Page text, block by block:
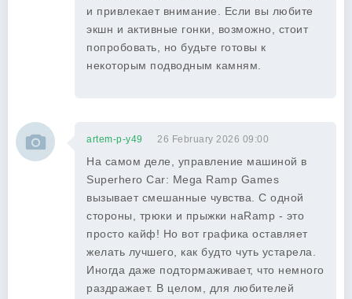
и привлекает внимание. Если вы любите
экшн и активные гонки, возможно, стоит
попробовать, но будьте готовы к
некоторым подводным камням.
artem-p-y49 26 February 2026 09:00
На самом деле, управление машиной в
Superhero Car: Mega Ramp Games
вызывает смешанные чувства. С одной
стороны, трюки и прыжки наRamp - это
просто кайф! Но вот графика оставляет
желать лучшего, как будто чуть устарела.
Иногда даже подтормаживает, что немного
раздражает. В целом, для любителей